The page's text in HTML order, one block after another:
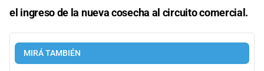
el ingreso de la nueva cosecha al circuito comercial.
MIRÁ TAMBIÉN